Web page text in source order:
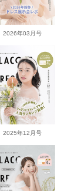
2026年03月号
2025年12月号